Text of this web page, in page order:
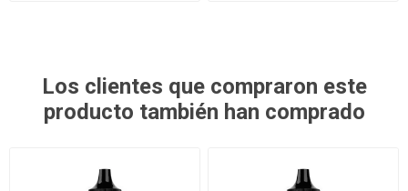
Los clientes que compraron este
producto también han comprado